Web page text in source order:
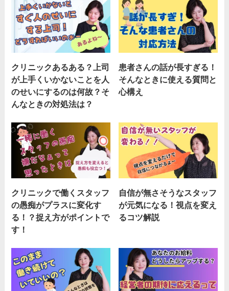
クリニックあるある？上司
が上手くいかないことを人
のせいにするのは何故？そ
んなときの対処法は？
患者さんの話が長すぎる！
そんなときに使える質問と
心構え
クリニックで働くスタッフ
の愚痴がプラスに変化す
る！？捉え方がポイントで
す！
自信が無さそうなスタッフ
が元気になる！視点を変え
るコツ解説